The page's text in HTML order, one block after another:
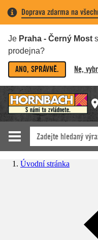
Doprava zdarma na
Je Praha - Černý Most
prodejna?
ANO, SPRÁVNĚ. Ne,
Úvodní stránka